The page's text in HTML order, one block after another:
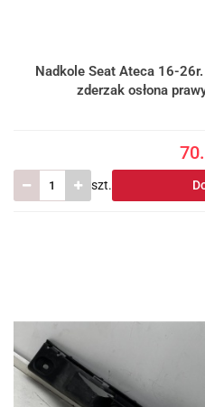
Nadkole Seat Ateca 16-
zderzak osłona
szt.